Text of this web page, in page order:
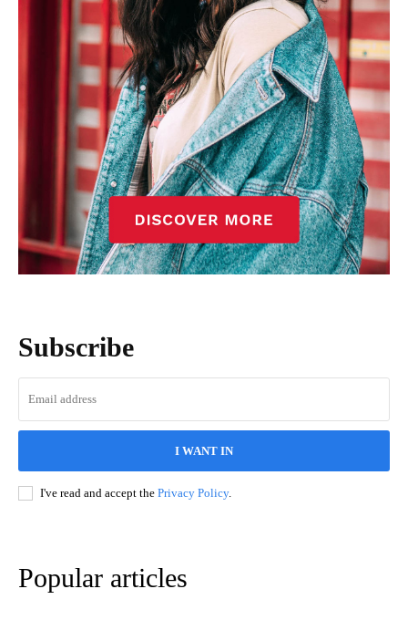
Subscribe
I WANT IN
I've read and accept the Privacy Policy.
Popular articles